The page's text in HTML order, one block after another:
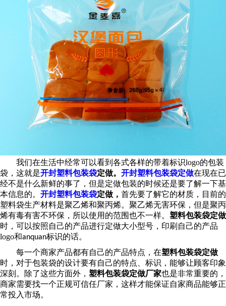
我们在生活中经常可以看到各式各样的带着标识logo的包装
袋，这就是开封塑料包装袋定做。 开封塑料包装袋定做在现在已
经不是什么新鲜的事了， 但是定做包装的时候还是要了解一下基
本信息的。 开封塑料包装袋定做 ， 首先要了解它的材质，目前的
塑料袋生产材料是聚乙烯和聚丙烯。 聚乙烯无害环保，但是聚丙
烯有毒有害不环保 ，所以使用的范围也不一样。 塑料包装袋定做
时， 可以按照自己的产品进行定做大小型号，印刷自己的产品
logo和anquan标识的话。
每一个商家产品都有自己的产品特点，在塑料包装袋定做
时，对于包装袋的设计要有自己的特点、标识，能够让顾客印象
深刻 。除了这些方面外， 塑料包装袋定做厂家也是非常重要的，
商家需要找一个正规可信任厂家，这样才能保证自家商品能够正
常投入市场。